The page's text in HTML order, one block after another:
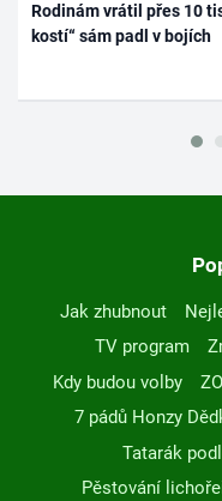
Rodinám vrátil přes 10
kostí“ sám padl v bojích
Jak zhubnout
TV program
Kdy budou volby
7 pádů Honzy
Tatarák
Pěstování